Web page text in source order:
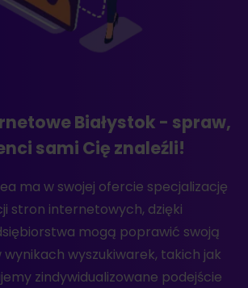
Białystok - spraw,
sami Cię znaleźli!
ma w swojej ofercie specjalizację
stron internetowych, dzięki
mogą poprawić swoją
wyszukiwarek, takich jak
zindywidualizowane podejście